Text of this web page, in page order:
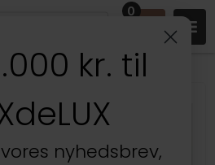
0
og Nøgleholderekr. til
nyhedsbrev,